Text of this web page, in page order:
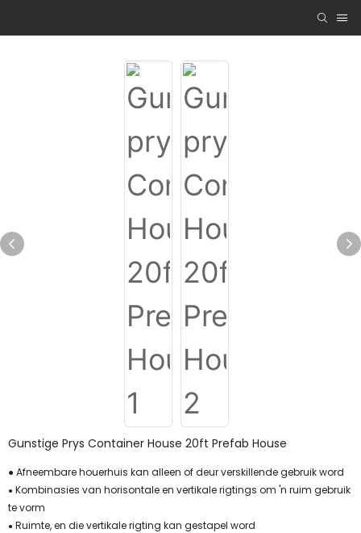
Gunstige Prys Container House 20ft Prefab House
● Afneembare houerhuis kan alleen of deur verskillende gebruik word
● Kombinasies van horisontale en vertikale rigtings om 'n ruim gebruik
te vorm
● Ruimte, en die vertikale rigting kan gestapel word